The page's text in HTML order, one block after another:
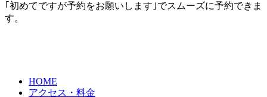
｢初めてですが予約をお願いします｣でスムーズに予約できま
す。
HOME
アクセス・料金